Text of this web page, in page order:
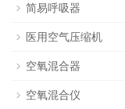
简易呼吸器
医用空气压缩机
空氧混合器
空氧混合仪